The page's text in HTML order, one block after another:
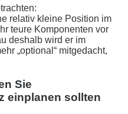
relativ kleine Position im
teure Komponenten vor
deshalb wird er im
„optional“ mitgedacht,
Sie
einplanen sollten